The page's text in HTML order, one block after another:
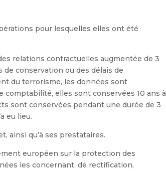
pour lesquelles elles ont été
relations contractuelles augmentée de 3
conservation ou des délais de
du terrorisme, les données sont
comptabilité, elles sont conservées 10 ans à
sont conservées pendant une durée de 3
eu lieu.
ainsi qu’à ses prestataires.
européen sur la protection des
les concernant, de rectification,